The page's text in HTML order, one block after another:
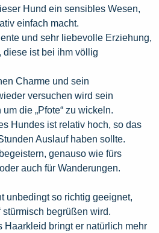
Hund ein sensibles Wesen,
einfach macht.
und sehr liebevolle Erziehung,
diese ist bei ihm völlig
Charme und sein
versuchen wird sein
die „Pfote“ zu wickeln.
Hundes ist relativ hoch, so das
Auslauf haben sollte.
genauso wie fürs
auch für Wanderungen.
unbedingt so richtig geeignet,
stürmisch begrüßen wird.
Haarkleid bringt er natürlich mehr